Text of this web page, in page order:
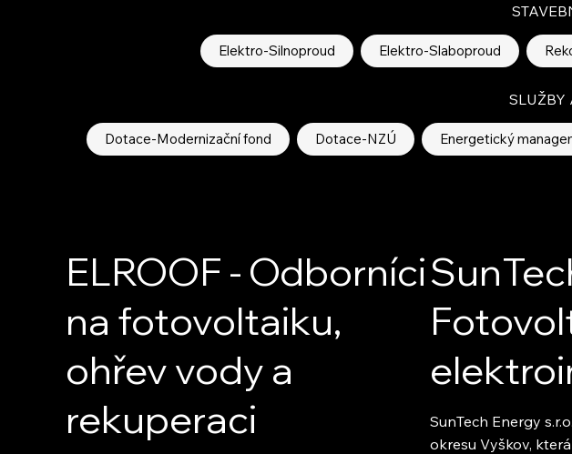
Elektro-Silnoproud Elektro-Slaboproud
SLUŽBY
Dotace-Modernizační fond Dotace-NZÚ Energetický
ELROOF - Odborníci
na fotovoltaiku,
ohřev vody a
rekuperaci
SunTech Energy
okresu Vyškov,